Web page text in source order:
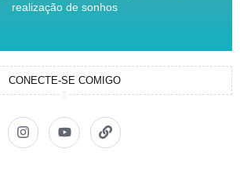
realização de sonhos
CONECTE-SE COMIGO